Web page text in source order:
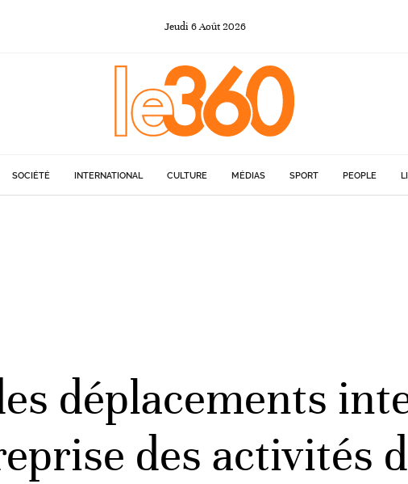
Jeudi 6Août 2026
SOCIÉTÉ INTERNATIONAL CULTURE MÉDIAS SPORT PEOPLE
déplacements
des activités